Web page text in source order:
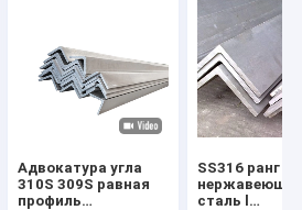
Адвокатура угла
310S 309S равная
профиль
SS316 ранг l
сталь l